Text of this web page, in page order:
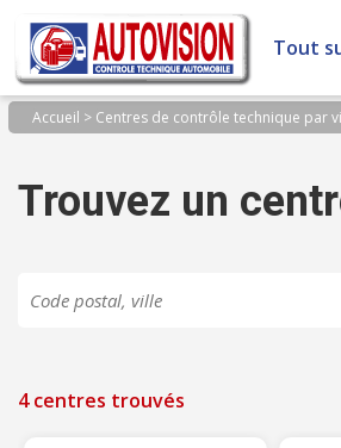
Panneau de gestion des cookies
Tout
Accueil > Centres de contrôle technique par
Trouvez un
4 centres trouvés